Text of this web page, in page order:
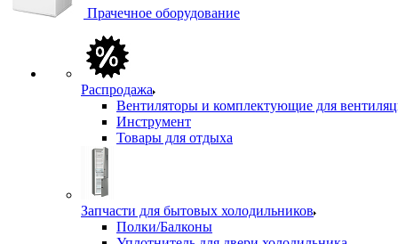
Прачечное оборудование
Распродажа
Вентиляторы и комплектующие для
Инструмент
Товары для отдыха
Запчасти для бытовых холодильников
Полки/Балконы